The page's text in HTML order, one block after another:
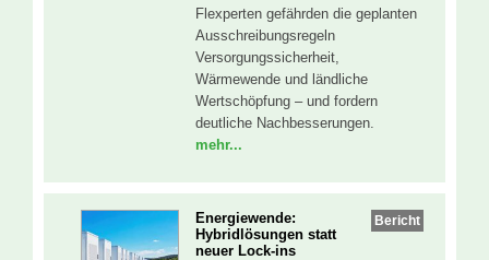
Flexperten gefährden die geplanten
Ausschreibungsregeln
Versorgungssicherheit,
Wärmewende und ländliche
Wertschöpfung – und fordern
deutliche Nachbesserungen.
mehr...
Bericht
Energiewende:
Hybridlösungen statt
neuer Lock-ins